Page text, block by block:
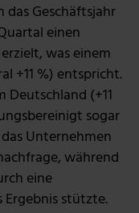
Geschäftsjahr
einen
was einem
+11 %) entspricht.
(+11
sogar
Unternehmen
während
eine
Ergebnis stützte.